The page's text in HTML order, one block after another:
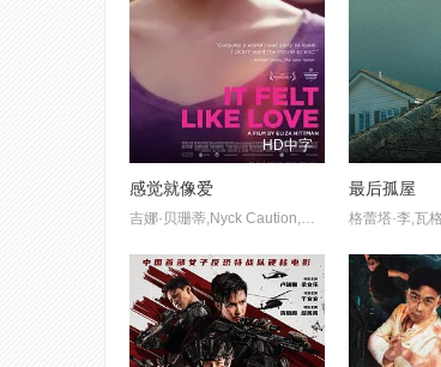
HD中字
感觉就像爱
吉娜·贝珊蒂,Nyck Caution,Ronen Rubinstein,罗南·鲁宾斯坦,安娜·戴维
最后孤屋